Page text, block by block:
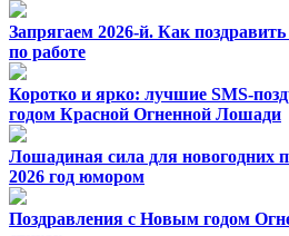
Запрягаем 2026-й. Как
по работе
Коротко и ярко: лучшие SMS-
годом Красной Огненной Лошади
Лошадиная сила для новогодних
2026 год юмором
Поздравления с Новым годом